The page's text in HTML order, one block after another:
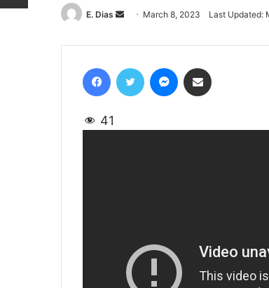
E. Dias
Send
email
March 8, 2023 Last Updated:
41